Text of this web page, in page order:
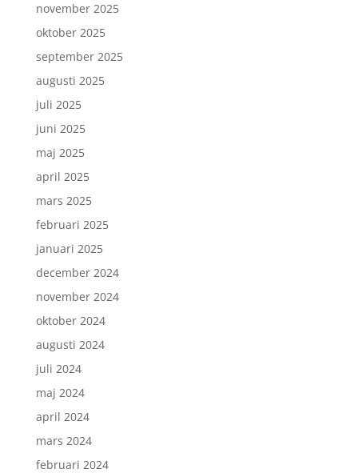
november 2025
oktober 2025
september 2025
augusti 2025
juli 2025
juni 2025
maj 2025
april 2025
mars 2025
februari 2025
januari 2025
december 2024
november 2024
oktober 2024
augusti 2024
juli 2024
maj 2024
april 2024
mars 2024
februari 2024